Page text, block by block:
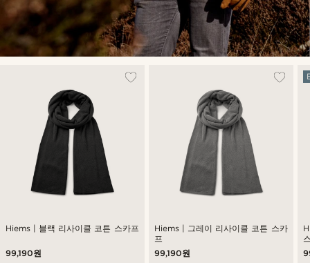
Hiems | 블랙 리사이클 코튼 스카프
99,190원
Hiems | 그레이 리사이클 코튼 스카
프
99,190원